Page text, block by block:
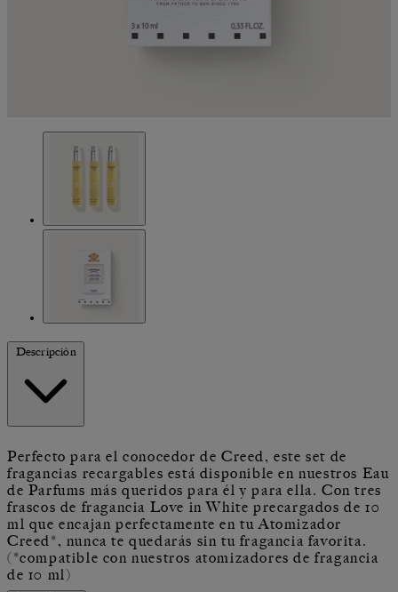
Descripción
Perfecto para el conocedor de Creed, este set de
fragancias recargables está disponible en nuestros Eau
de Parfums más queridos para él y para ella. Con tres
frascos de fragancia Love in White precargados de 10
ml que encajan perfectamente en tu Atomizador
Creed*, nunca te quedarás sin tu fragancia favorita.
(*compatible con nuestros atomizadores de fragancia
de 10 ml)